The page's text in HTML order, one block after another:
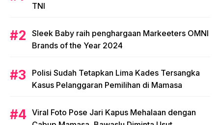
TNI
Sleek Baby raih penghargaan Markeeters OMNI
Brands of the Year 2024
Polisi Sudah Tetapkan Lima Kades Tersangka
Kasus Pelanggaran Pemilihan di Mamasa
Viral Foto Pose Jari Kapus Mehalaan dengan